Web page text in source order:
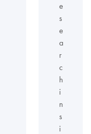
e
s
e
a
r
c
h
i
n
s
i